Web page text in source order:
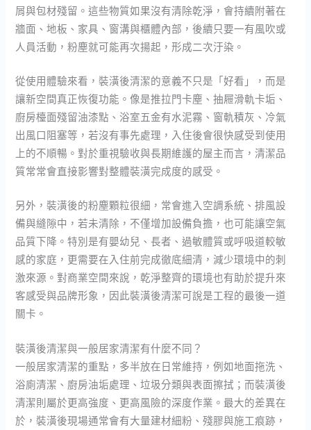
屑與包材殘留。這些物質如果沒有清除乾淨，會持續附著在
牆面、地板、家具、窗溝與櫃體內部，後續只要一有風吹或
人員活動，粉塵就可能再次揚起，形成二次汙染。
從使用體驗來看，裝潢後清潔的意義不只是「好看」，而是
讓新空間真正恢復功能。像是推拉門卡塵、抽屜滑軌卡垢、
廚房檯面殘留油漆點、浴室五金有水泥霧、窗軌積灰、冷氣
出風口阻塞等，若沒有事先處理，入住後會很快感受到使用
上的不順暢。對於重視驗收與長期維護的屋主而言，清潔品
質常常會直接影響對整體裝潢完成度的感受。
另外，裝潢後的粉塵顆粒很細，常會進入空調系統、排風設
備與縫隙中，若未清除，不僅增加設備負擔，也可能讓空氣
品質下降。特別是有嬰幼兒、長者、過敏體質或呼吸道較敏
感的家庭，更需要在入住前完成徹底細清，減少環境中的刺
激來源。對商業空間來說，乾淨整齊的環境也有助於提升來
客感受與品牌形象，因此裝潢後清潔可說是工程的最後一道
關卡。
裝潢後清潔與一般居家清潔有什麼不同？
一般居家清潔的重點，多半放在日常維持，例如地面拖洗、
浴廁清潔、廚房油垢處理、垃圾分類與表面擦拭；而裝潢後
清潔則屬於更高強度、更高風險的深度作業。最大的差異在
於，裝潢後現場通常會有大量建材細粉、殘膠與施工痕跡，